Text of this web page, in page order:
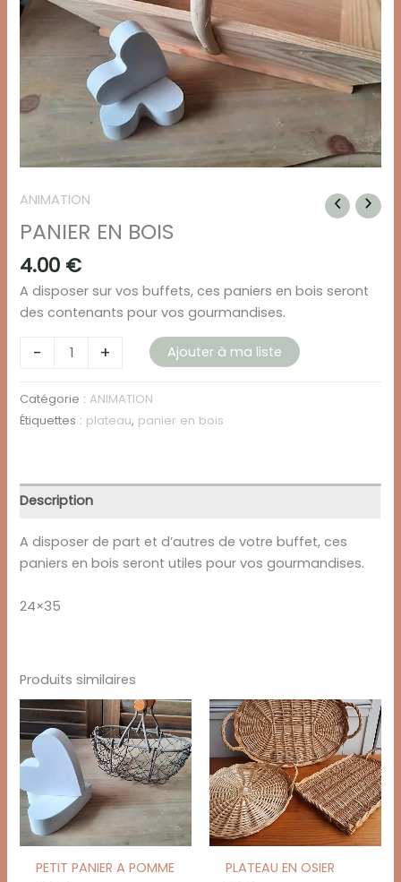
ANIMATION
PANIER EN BOIS
4.00 €
A disposer sur vos buffets, ces paniers en bois seront
des contenants pour vos gourmandises.
-
quantité
EN
BOIS
+ Ajouter à ma liste
Catégorie :ANIMATION
Étiquettes : plateau, panier en bois
Description
A disposer de part et d’autres de votre buffet, ces
paniers en bois seront utiles pour vos gourmandises.
24×35
Produits similaires
PETIT PANIER A POMME PLATEAU EN OSIER